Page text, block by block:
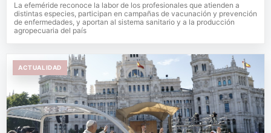
La efeméride reconoce la labor de los profesionales que atienden a
distintas especies, participan en campañas de vacunación y prevención
de enfermedades, y aportan al sistema sanitario y a la producción
agropecuaria del país
ACTUALIDAD